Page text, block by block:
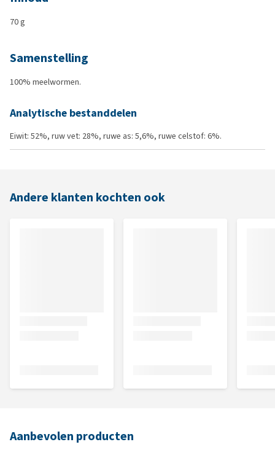
70 g
Samenstelling
100% meelwormen.
Analytische bestanddelen
Eiwit: 52%, ruw vet: 28%, ruwe as: 5,6%, ruwe celstof: 6%.
Andere klanten kochten ook
Aanbevolen producten